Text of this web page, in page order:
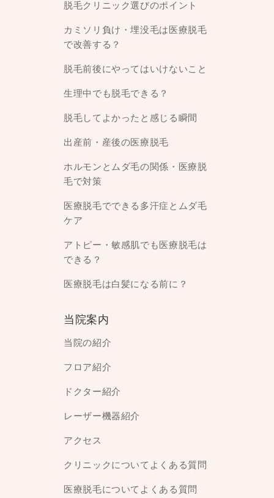
脱毛クリニック選びのポイント
カミソリ負け・埋没毛は医療脱毛
で改善する？
脱毛前後にやってはいけないこと
生理中でも脱毛できる？
脱毛してよかったと感じる瞬間
出産前・産後の医療脱毛
ホルモンとムダ毛の関係・医療脱
毛で対策
医療脱毛でできる多汗症とムダ毛
ケア
アトピー・敏感肌でも医療脱毛は
できる？
医療脱毛は白髪になる前に？
当院案内
当院の紹介
フロア紹介
ドクター紹介
レーザー機器紹介
アクセス
クリニックについてよくある質問
医療脱毛についてよくある質問